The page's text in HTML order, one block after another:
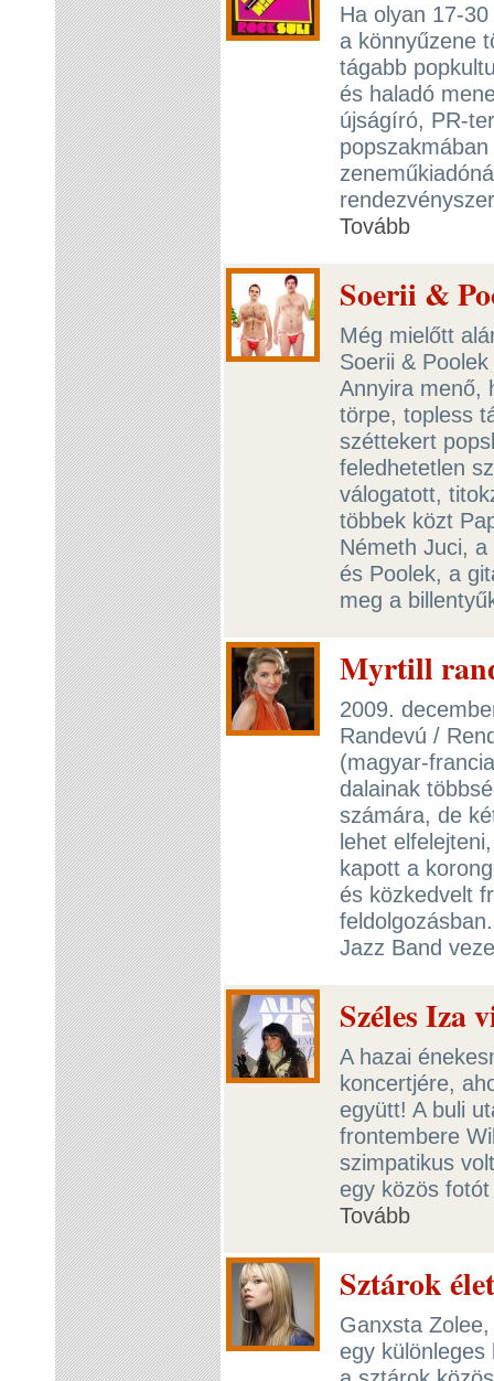
Ha olyan 17-
a könnyűzene
tágabb
és haladó
újságíró, PR-
Tovább
Soerii &
Még mielőtt
Soerii &
Annyira menő,
törpe, topless
széttekert
feledhetetlen
válogatott,
többek közt
Németh Juci,
és Poolek, a
meg a
Myrtill
2009.
Randevú /
(magyar-
dalainak
számára, de
lehet
kapott a
és közkedvelt
Jazz Band
Széles Iza
A hazai
koncertjére,
együtt! A buli
frontembere
szimpatikus
egy közös
Tovább
Sztárok
Ganxsta
egy különleges